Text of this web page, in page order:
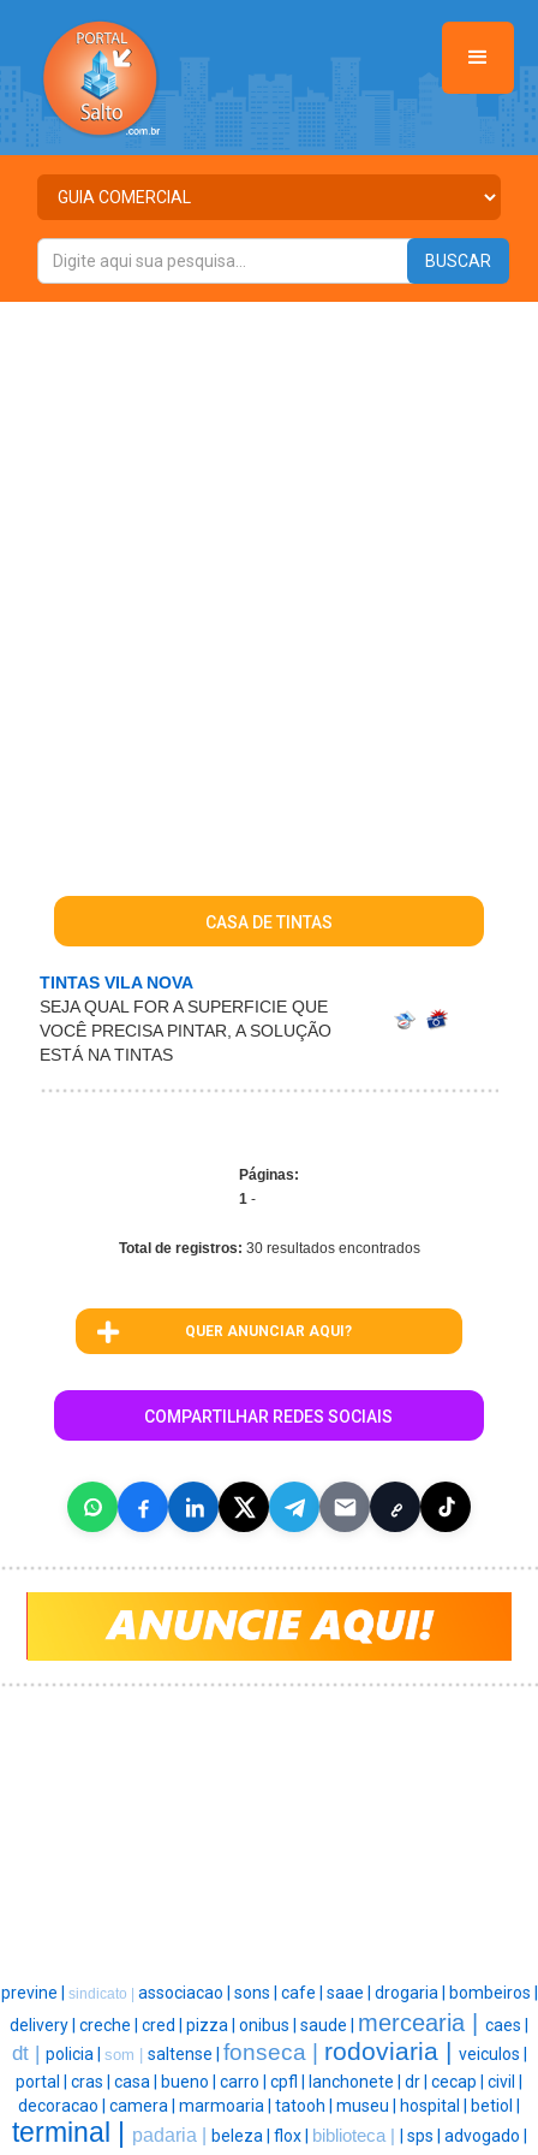
CASA DE TINTAS
TINTAS VILA NOVA
SEJA QUAL FOR A SUPERFICIE QUE
VOCÊ PRECISA PINTAR, A SOLUÇÃO
ESTÁ NA TINTAS
Páginas:
1 -
Total de registros: 30 resultados encontrados
QUER ANUNCIAR AQUI?
COMPARTILHAR REDES SOCIAIS
previne | sindicato | associacao | sons | cafe | saae | drogaria |
bombeiros |
delivery | creche | cred | pizza | onibus | saude | mercearia | caes |
dt | policia | som | saltense | fonseca | rodoviaria | veiculos |
portal | cras | casa | bueno | carro | cpfl | lanchonete | dr | cecap | civil |
decoracao | camera | marmoaria | tatooh | museu | hospital | betiol |
terminal | padaria | beleza | flox | biblioteca | sps | advogado |